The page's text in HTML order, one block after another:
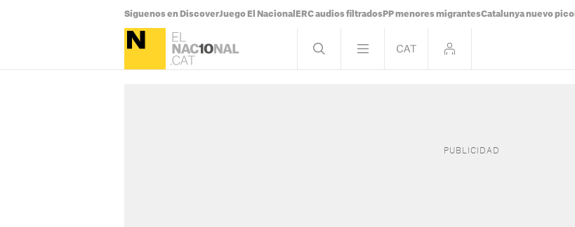
Síguenos en DiscoverJuego El Nacional ERC audios filtrados PP menores migrantesCatalunya nuevo pico